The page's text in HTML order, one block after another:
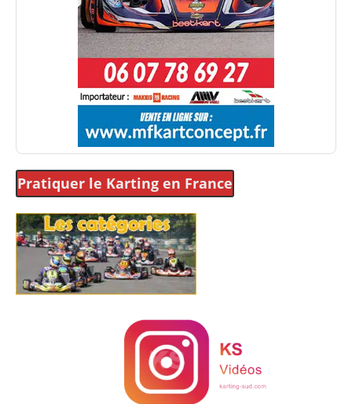
Pratiquer le Karting en France